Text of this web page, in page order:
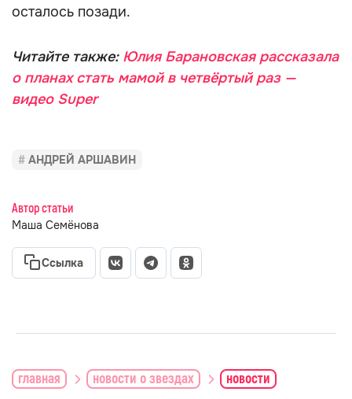
осталось позади.
Читайте также: Юлия Барановская рассказала
о планах стать мамой в четвёртый раз —
видео Super
АНДРЕЙ АРШАВИН
Автор статьи
Маша Семёнова
Ссылка
главная новости о звездах новости